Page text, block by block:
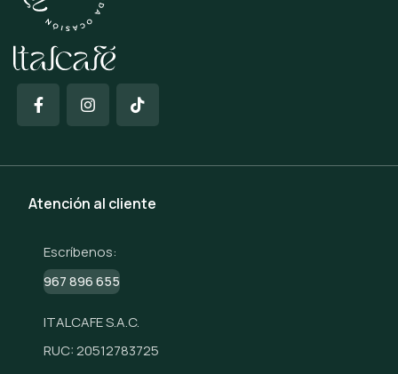
Atención al cliente
Escríbenos:
967 896 655
ITALCAFE S.A.C.
RUC: 20512783725